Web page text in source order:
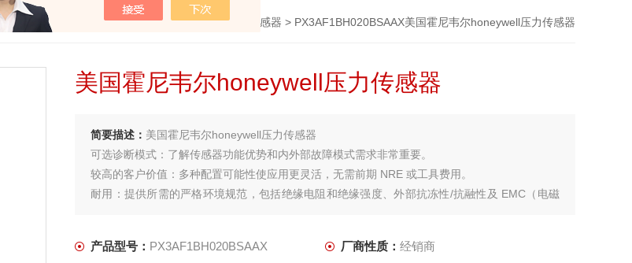
产品中心 > 美国霍尼韦尔honeywell >HONEYWELL传感器 > PX3AF1BH020BSAAX美国霍尼韦尔honeywell压力传感器
美国霍尼韦尔honeywell压力传感器
简要描述： 美国霍尼韦尔honeywell压力传感器
可选诊断模式：了解传感器功能优势和内外部故障模式需求非常重要。
较高的客户价值：多种配置可能性使应用更灵活，无需前期 NRE 或工具费用。
耐用：提供所需的严格环境规范，包括绝缘电阻和绝缘强度、外部抗冻性/抗融性及 EMC（电磁
产品型号： PX3AF1BH020BSAAX 厂商性质： 经销商